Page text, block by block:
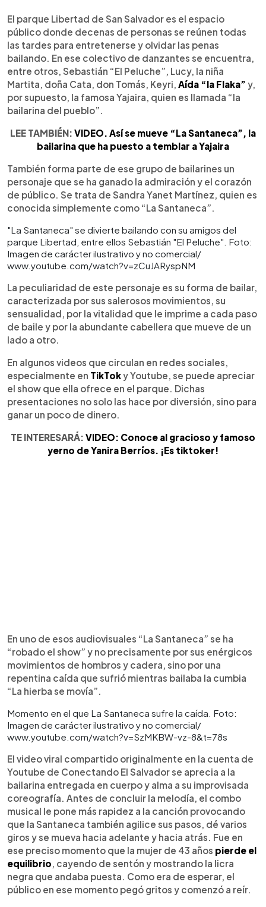
Escuchar artículo
El parque Libertad de San Salvador es el espacio
público donde decenas de personas se reúnen todas
las tardes para entretenerse y olvidar las penas
bailando. En ese colectivo de danzantes se encuentra,
entre otros, Sebastián “El Peluche”, Lucy, la niña
Martita, doña Cata, don Tomás, Keyri, Aída “la Flaka” y,
por supuesto, la famosa Yajaira, quien es llamada “la
bailarina del pueblo”.
LEE TAMBIÉN: VIDEO. Así se mueve “La Santaneca”, la
bailarina que ha puesto a temblar a Yajaira
También forma parte de ese grupo de bailarines un
personaje que se ha ganado la admiración y el corazón
de público. Se trata de Sandra Yanet Martínez, quien es
conocida simplemente como “La Santaneca”.
"La Santaneca" se divierte bailando con su amigos del
parque Libertad, entre ellos Sebastián "El Peluche". Foto:
Imagen de carácter ilustrativo y no comercial/
www.youtube.com/watch?v=zCuJARyspNM
La peculiaridad de este personaje es su forma de bailar,
caracterizada por sus salerosos movimientos, su
sensualidad, por la vitalidad que le imprime a cada paso
de baile y por la abundante cabellera que mueve de un
lado a otro.
En algunos videos que circulan en redes sociales,
especialmente en TikToky Youtube, se puede apreciar
el show que ella ofrece en el parque. Dichas
presentaciones no solo las hace por diversión, sino para
ganar un poco de dinero.
TE INTERESARÁ: VIDEO: Conoce al gracioso y famoso
yerno de Yanira Berríos. ¡Es tiktoker!
En uno de esos audiovisuales “La Santaneca” se ha
“robado el show” y no precisamente por sus enérgicos
movimientos de hombros y cadera, sino por una
repentina caída que sufrió mientras bailaba la cumbia
“La hierba se movía”.
Momento en el que La Santaneca sufre la caída. Foto:
Imagen de carácter ilustrativo y no comercial/
www.youtube.com/watch?v=SzMKBW-vz-8&t=78s
El video viral compartido originalmente en la cuenta de
Youtube de Conectando El Salvador se aprecia a la
bailarina entregada en cuerpo y alma a su improvisada
coreografía. Antes de concluir la melodía, el combo
musical le pone más rapidez a la canción provocando
que la Santaneca también agilice sus pasos, dé varios
giros y se mueva hacia adelante y hacia atrás. Fue en
ese preciso momento que la mujer de 43 años pierde el
equilibrio, cayendo de sentón y mostrando la licra
negra que andaba puesta. Como era de esperar, el
público en ese momento pegó gritos y comenzó a reír.